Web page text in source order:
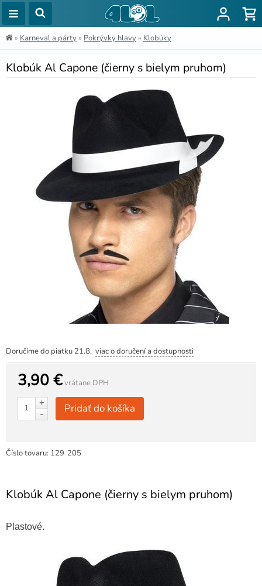
» Karneval a párty » Pokrývky hlavy » Klobúky
Klobúk Al Capone (čierny s bielym pruhom)
Doručíme do piatku 21.8. viac o doručení a dostupnosti
3,90 €vrátane DPH
+
-
Pridať do košíka
Číslo tovaru: 129 205
Klobúk Al Capone (čierny s bielym pruhom)
Plastové.